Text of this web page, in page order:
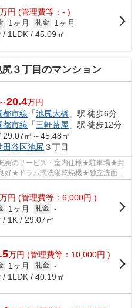
万円 (管理費等：- )
1ヶ月 礼金
1ヶ月
/ 1LDK / 45.09㎡
３丁目のマンション
20.4万円
都市線 「池尻大橋 」駅 徒歩6分
都市線 「三軒茶屋 」駅 徒歩12分
29.07㎡～45.48㎡
田谷区池尻３丁目
実のサービス・室内仕様★駐車場★共
好★ドラム式洗濯乾燥機★独立洗面★
万円 (管理費等：6,000円 )
1ヶ月 礼金 -
/ 1K / 29.07㎡
万円 (管理費等：10,000円 )
1ヶ月 礼金 -
/ 1LDK / 40.19㎡